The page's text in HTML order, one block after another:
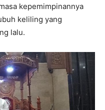
kepemimpinannya
keliling yang
lalu.